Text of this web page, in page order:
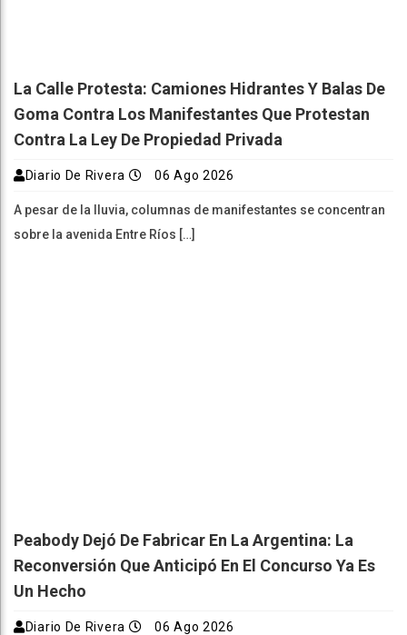
La Calle Protesta: Camiones Hidrantes Y Balas De
Goma Contra Los Manifestantes Que Protestan
Contra La Ley De Propiedad Privada
Diario De Rivera 06 Ago 2026
A pesar de la lluvia, columnas de manifestantes se concentran
sobre la avenida Entre Ríos […]
Peabody Dejó De Fabricar En La Argentina: La
Reconversión Que Anticipó En El Concurso Ya Es
Un Hecho
Diario De Rivera 06 Ago 2026